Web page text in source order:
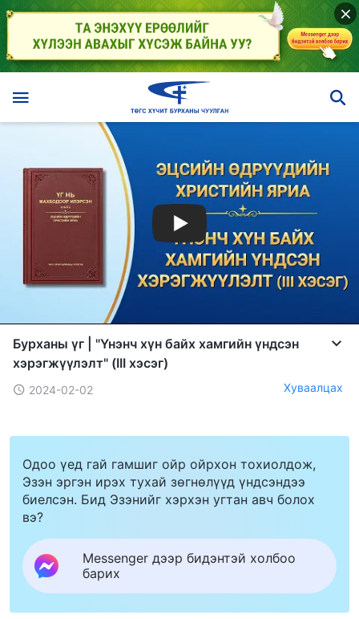
Бурханы үг | "Үнэнч хүн байх хамгийн үндсэн
хэрэгжүүлэлт" (III хэсэг)
2024-02-02 Хуваалцах
Одоо үед гай гамшиг ойр ойрхон тохиолдож,
Эзэн эргэн ирэх тухай зөгнөлүүд үндсэндээ
биелсэн. Бид Эзэнийг хэрхэн угтан авч болох
вэ?
Messenger дээр бидэнтэй холбоо
барих